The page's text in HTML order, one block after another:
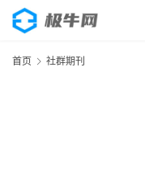
首页 社群期刊